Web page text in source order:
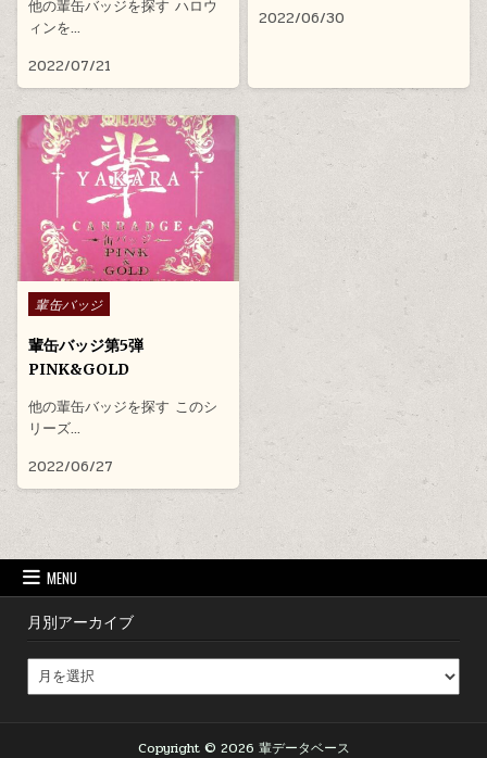
他の輩缶バッジを探す ハロウ
ィンを…
2022/07/21
2022/06/30
Posted in
輩缶バッジ
輩缶バッジ第5弾
PINK&GOLD
他の輩缶バッジを探す このシ
リーズ…
2022/06/27
MENU
月別アーカイブ
月別アーカイブ
Copyright © 2026 輩データベース